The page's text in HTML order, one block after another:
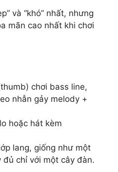
và “khó” nhất, nhưng
mãn cao nhất khi chơi
chơi bass line,
nhẫn gảy melody +
hoặc hát kèm
lang, giống như một
đủ chỉ với một cây đàn.